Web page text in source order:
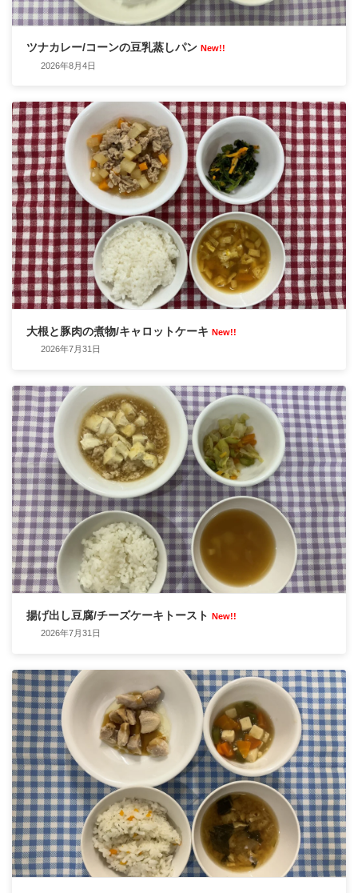
ツナカレー/コーンの豆乳蒸しパン New!!
2026年8月4日
大根と豚肉の煮物/キャロットケーキ New!!
2026年7月31日
揚げ出し豆腐/チーズケーキトースト New!!
2026年7月31日